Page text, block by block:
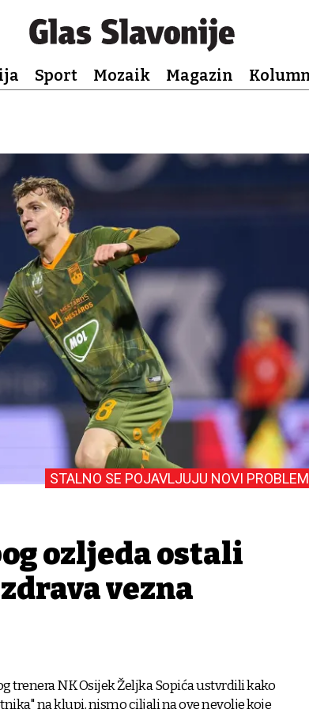
Sport Mozaik Magazin
STALNO SE POJAVLJUJU NOVI
ozljeda ostali
vezna
trenera NK Osijek Željka Sopića ustvrdili kako
na klupi, nismo ciljali na ove nevolje koje